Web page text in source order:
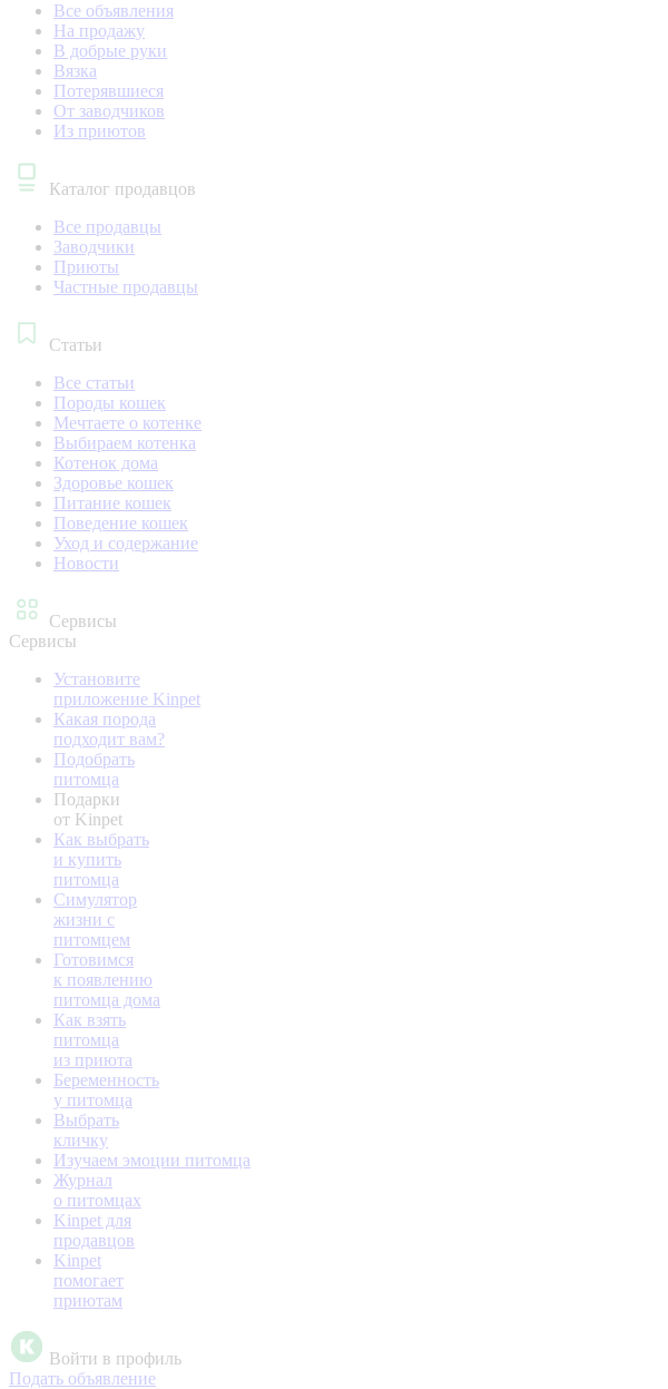
Все объявления
На продажу
В добрые руки
Вязка
Потерявшиеся
От заводчиков
Из приютов
Каталог продавцов
Все продавцы
Заводчики
Приюты
Частные продавцы
Статьи
Все статьи
Породы кошек
Мечтаете о котенке
Выбираем котенка
Котенок дома
Здоровье кошек
Питание кошек
Поведение кошек
Уход и содержание
Новости
Сервисы
Сервисы
Установите
приложение Kinpet
Какая порода
подходит вам?
Подобрать
питомца
Подарки
от Kinpet
Как выбрать
и купить
питомца
Симулятор
жизни с
питомцем
Готовимся
к появлению
питомца дома
Как взять
питомца
из приюта
Беременность
у питомца
Выбрать
кличку
Изучаем эмоции питомца
Журнал
о питомцах
Kinpet для
продавцов
Kinpet
помогает
приютам
Войти в профиль
Подать объявление